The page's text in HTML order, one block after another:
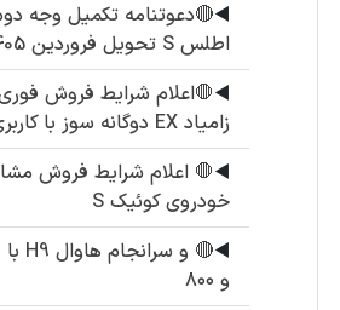
◀️🔴دعوتنامه تکمیل وجه
اطلس S تحویل فروردین 1405
◀️🛑اعلام شرایط فروش
زامیاد EX دوگانه سوز با کاربری
◀️🛑 اعلام شرایط فروش
خودروی کوئیک S
◀️
و ۸۰۰